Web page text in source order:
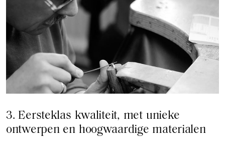
3. Eersteklas kwaliteit, met unieke
ontwerpen en hoogwaardige materialen